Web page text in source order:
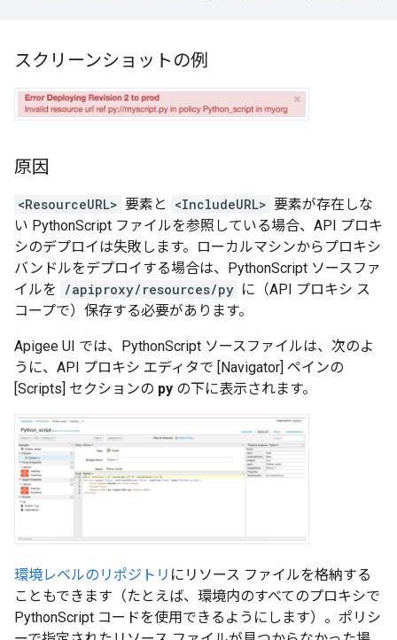
スクリーンショットの例
原因
<ResourceURL> 要素と <IncludeURL> 要素が存在しな
い PythonScript ファイルを参照している場合、API プロキ
シのデプロイは失敗します。ローカルマシンからプロキシ
バンドルをデプロイする場合は、PythonScript ソースファ
イルを
/apiproxy/resources/py に（API プロキシ ス
コープで）保存する必要があります。
Apigee UI では、PythonScript ソースファイルは、次のよ
うに、API プロキシ エディタで [Navigator] ペインの
[Scripts] セクションの py の下に表示されます。
環境レベルのリポジトリ にリソース ファイルを格納する
こともできます（たとえば、環境内のすべてのプロキシで
PythonScript コードを使用できるようにします）。ポリシ